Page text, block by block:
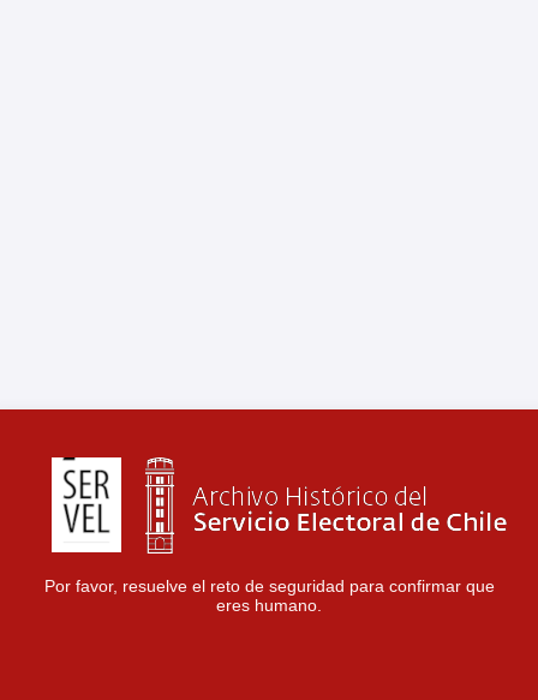
Por favor, resuelve el reto de seguridad para confirmar que
eres humano.